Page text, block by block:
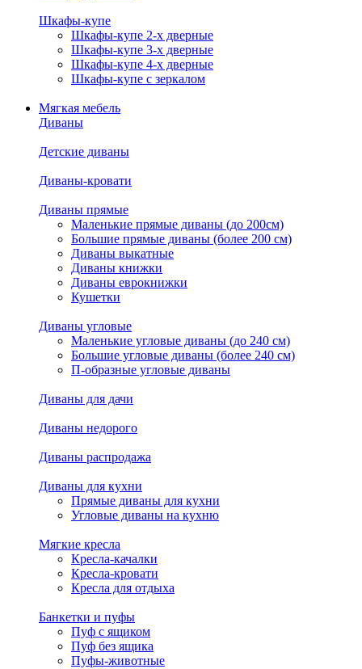
Шкафы-купе
Шкафы-купе 2-х дверные
Шкафы-купе 3-х дверные
Шкафы-купе 4-х дверные
Шкафы-купе с зеркалом
Мягкая мебель
Диваны
Детские диваны
Диваны-кровати
Диваны прямые
Маленькие прямые диваны (до 200см)
Большие прямые диваны (более 200 см)
Диваны выкатные
Диваны книжки
Диваны еврокнижки
Кушетки
Диваны угловые
Маленькие угловые диваны (до 240 см)
Большие угловые диваны (более 240 см)
П-образные угловые диваны
Диваны для дачи
Диваны недорого
Диваны распродажа
Диваны для кухни
Прямые диваны для кухни
Угловые диваны на кухню
Мягкие кресла
Кресла-качалки
Кресла-кровати
Кресла для отдыха
Банкетки и пуфы
Пуф с ящиком
Пуф без ящика
Пуфы-животные